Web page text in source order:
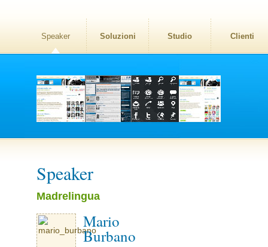
Speaker Soluzioni Studio Clienti
Speaker
Madrelingua
Mario
Burbano